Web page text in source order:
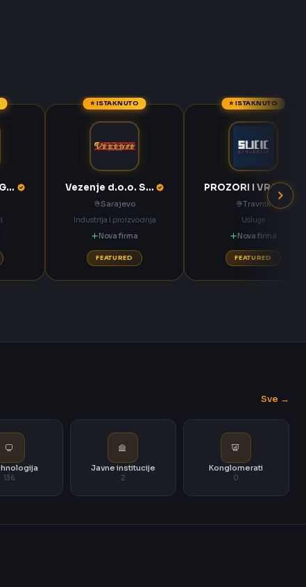
KOMPAS MEĐUGORJE d.d. Međugorje
⭐ ISTAKNUTO
Vezenje d.o.o. Sarajevo
Sarajevo
Industrija i proizvodnja
Nova firma
FEATURED
⭐ ISTAKNUTO
PROZORI I VRATA Sučić Nova Bila
Travnik
Usluge
Nova firma
FEATURED
Sve →
136
Javne institucije
2
Konglomerati
0